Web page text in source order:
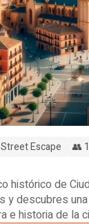
Escape 👥
histórico de
y descubres
e historia de la